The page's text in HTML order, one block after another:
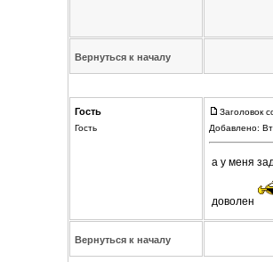
Вернуться к началу
Гость
Гость
Заголовок
Добавлено:
а у меня
доволен
Вернуться к началу